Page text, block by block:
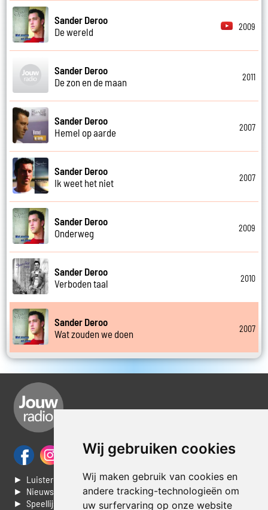
Wij gebruiken cookies
Wij maken gebruik van cookies en
andere tracking-technologieën om
uw surfervaring op onze website
Sander Deroo
De wereld
2009
Sander Deroo
De zon en de maan
2011
Sander Deroo
Hemel op aarde
2007
Sander Deroo
Ik weet het niet
2007
Sander Deroo
Onderweg
2009
Sander Deroo
Verboden taal
2010
Sander Deroo
Wat zouden we doen
2007
► Luisteren naar Jouwradio
► Nieuws
► Speellijst